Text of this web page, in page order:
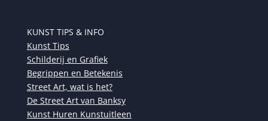
KUNST TIPS & INFO
Kunst Tips
Schilderij en Grafiek
Begrippen en Betekenis
Street Art, wat is het?
De Street Art van Banksy
Kunst Huren Kunstuitleen